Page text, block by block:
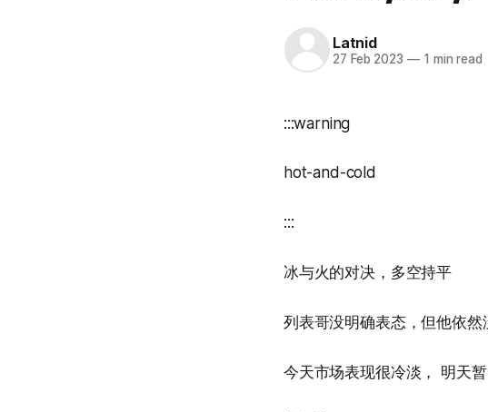
Latnid
27 Feb 2023 —1 min read
:::warning
hot-and-cold
:::
冰与火的对决，多空持平
列表哥没明确表态，但他依然
今天市场表现很冷淡， 明天